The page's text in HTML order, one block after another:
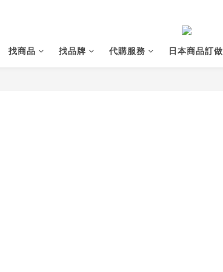
找商品 找品牌 代購服務 日本商品訂做